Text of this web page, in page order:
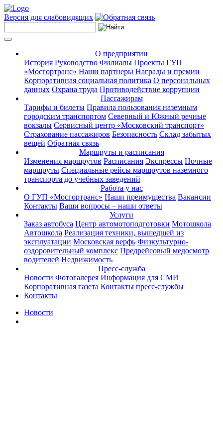
Версия для слабовидящих
О предприятии
История Руководство Филиалы Проекты ГУП
«Мосгортранс» Наши партнеры Награды и премии
Корпоративная социальная политика О персональных
данных Охрана труда Противодействие коррупции
Пассажирам
Тарифы и билеты Правила пользования наземным
городским транспортом Северный и Южный речные
вокзалы Сервисный центр «Московский транспорт»
Страхование пассажиров Безопасность Склад забытых
вещей Обратная связь
Маршруты и расписания
Изменения маршрутов Расписания Экспрессы Ночные
маршруты Специальные рейсы маршрутов наземного
транспорта до учебных заведений
Работа у нас
О ГУП «Мосгортранс» Наши преимущества Вакансии
Контакты Ваши вопросы – наши ответы
Услуги
Заказ автобуса Центр автомотоподготовки Мотошкола
Автошкола Реализация техники, вышедшей из
эксплуатации Московская верфь Физкультурно-
оздоровительный комплекс Предрейсовый медосмотр
водителей Недвижимость
Пресс-служба
Новости Фотогалерея Информация для СМИ
Корпоративная газета Контакты пресс-службы
Контакты
Новости